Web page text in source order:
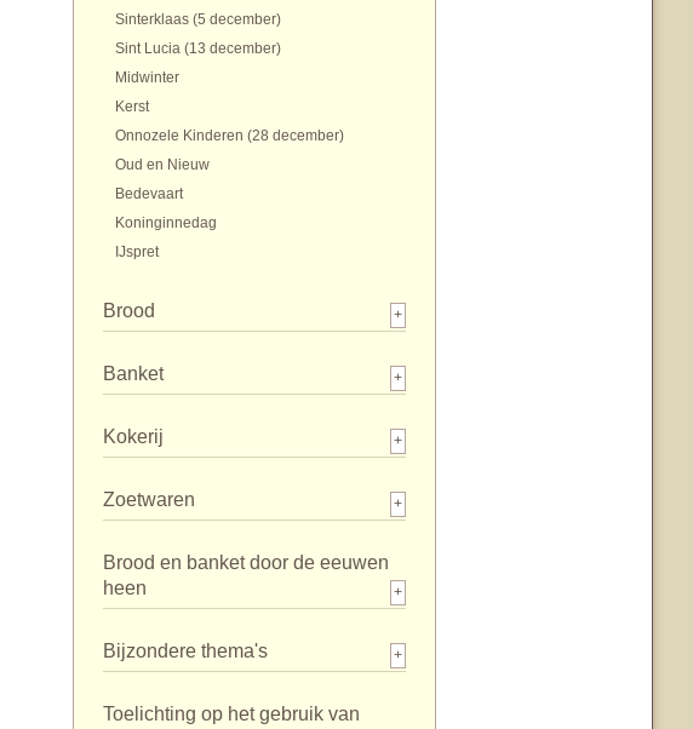
Sinterklaas (5 december)
Sint Lucia (13 december)
Midwinter
Kerst
Onnozele Kinderen (28 december)
Oud en Nieuw
Bedevaart
Koninginnedag
IJspret
Brood +
Banket +
Kokerij +
Zoetwaren +
Brood en banket door de eeuwen
heen
+
Bijzondere thema's +
Toelichting op het gebruik van